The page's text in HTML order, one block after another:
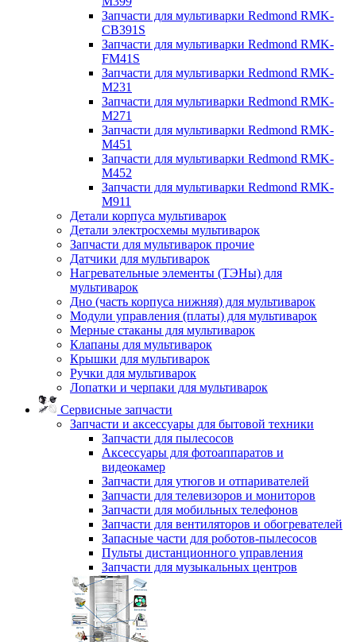
Запчасти для мультиварки Redmond RMK-
CB391S
Запчасти для мультиварки Redmond RMK-
FM41S
Запчасти для мультиварки Redmond RMK-
M231
Запчасти для мультиварки Redmond RMK-
M271
Запчасти для мультиварки Redmond RMK-
M451
Запчасти для мультиварки Redmond RMK-
M452
Запчасти для мультиварки Redmond RMK-
M911
Детали корпуса мультиварок
Детали электросхемы мультиварок
Запчасти для мультиварок прочие
Датчики для мультиварок
Нагревательные элементы (ТЭНы) для
мультиварок
Дно (часть корпуса нижняя) для мультиварок
Модули управления (платы) для мультиварок
Мерные стаканы для мультиварок
Клапаны для мультиварок
Крышки для мультиварок
Ручки для мультиварок
Лопатки и черпаки для мультиварок
Сервисные запчасти
Запчасти и аксессуары для бытовой техники
Запчасти для пылесосов
Аксессуары для фотоаппаратов и
видеокамер
Запчасти для утюгов и отпаривателей
Запчасти для телевизоров и мониторов
Запчасти для мобильных телефонов
Запчасти для вентиляторов и обогревателей
Запасные части для роботов-пылесосов
Пульты дистанционного управления
Запчасти для музыкальных центров